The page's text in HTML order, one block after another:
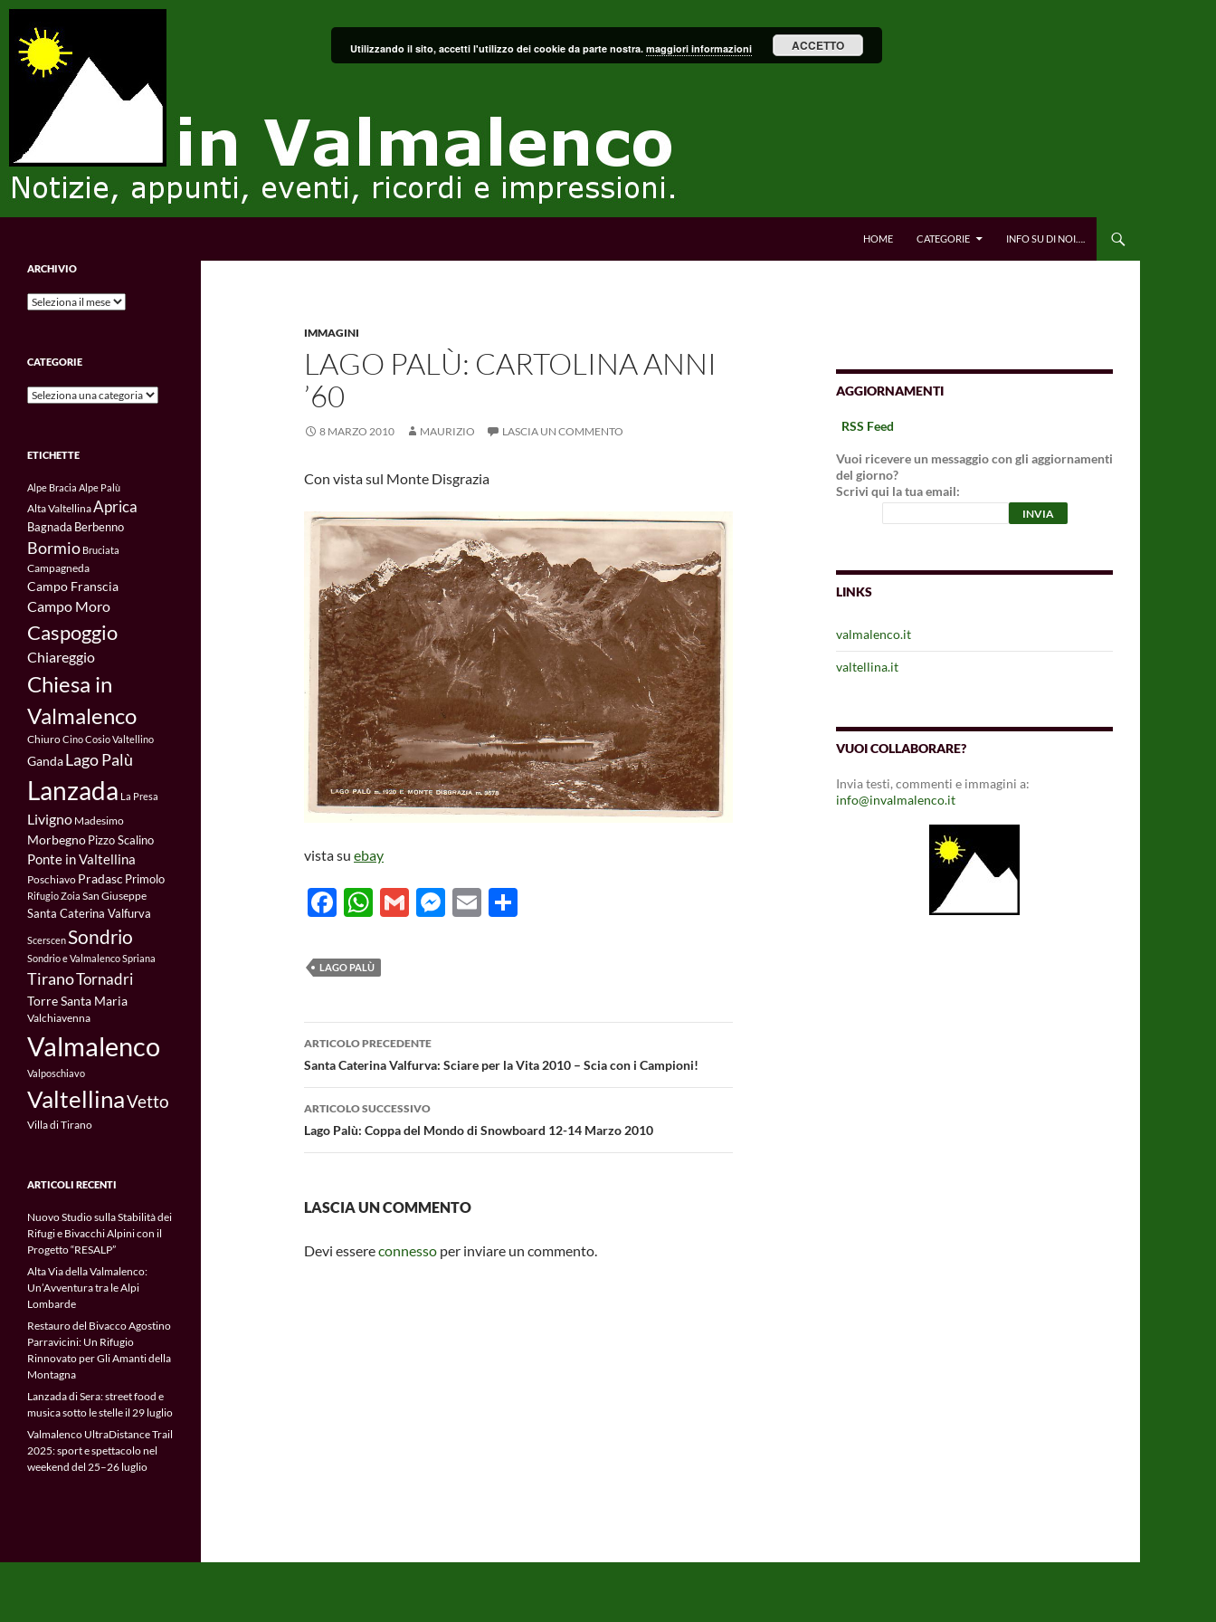
Vai
contenuto
HOME CATEGORIE INFO SU DI NOI….
IMMAGINI
LAGO PALÙ: CARTOLINA ANNI
’60
8 MARZO 2010 MAURIZIO LASCIA UN COMMENTO
Con vista sul Monte Disgrazia
vista su ebay
F
e
o
o
k
W
at
A
p
p
G
M
g
E
vi
LAGO PALÙ
Navigazione
articolo
ARTICOLO PRECEDENTE
Santa Caterina Valfurva: Sciare per la Vita 2010 – Scia con i Campioni!
ARTICOLO SUCCESSIVO
Lago Palù: Coppa del Mondo di Snowboard 12-14 Marzo 2010
LASCIA UN COMMENTO
Devi essereconnesso per inviare un commento.
AGGIORNAMENTI
RSS Feed
Vuoi ricevere un messaggio con gli aggiornamenti
del giorno?
Scrivi qui la tua email:
LINKS
valmalenco.it
valtellina.it
VUOI COLLABORARE?
Invia testi, commenti e immagini a:
info@invalmalenco.it
Notizie, appunti, eventi, ricordi e
ARCHIVIO
Archivio
CATEGORIE
Categorie
ETICHETTE
Alpe Bracia Alpe Palù
Alta ValtellinaAprica
Bagnada Berbenno
Bormio Bruciata
Campagneda
Campo Franscia
Campo Moro
Caspoggio
Chiareggio
Chiesa in
Valmalenco
ChiuroCinoCosio Valtellino
GandaLago Palù
Lanzada La Presa
Livigno Madesimo
MorbegnoPizzo Scalino
Ponte in Valtellina
Poschiavo Pradasc Primolo
Rifugio Zoia San Giuseppe
Santa Caterina Valfurva
ScerscenSondrio
Sondrio e ValmalencoSpriana
TiranoTornadri
Torre Santa Maria
Valchiavenna
Valmalenco
Valposchiavo
ValtellinaVetto
Villa di Tirano
ARTICOLI RECENTI
Nuovo Studio sulla Stabilità dei
Rifugi e Bivacchi Alpini con il
Progetto “RESALP”
Alta Via della Valmalenco:
Un’Avventura tra le Alpi
Lombarde
Restauro del Bivacco Agostino
Parravicini: Un Rifugio
Rinnovato per Gli Amanti della
Montagna
Lanzada di Sera: street food e
musica sotto le stelle il 29 luglio
Valmalenco UltraDistance Trail
2025: sport e spettacolo nel
weekend del 25–26 luglio
Utilizzando il sito, accetti l'utilizzo dei cookie da parte nostra. maggiori informazioni ACCETTO